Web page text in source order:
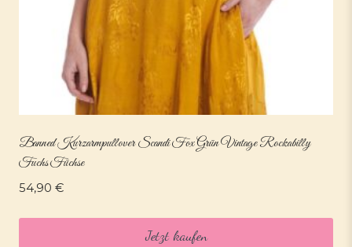
Banned Kurzarmpullover Scandi Fox Grün Vintage Rockabilly
Fuchs Füchse
54,90 €
Jetzt kaufen